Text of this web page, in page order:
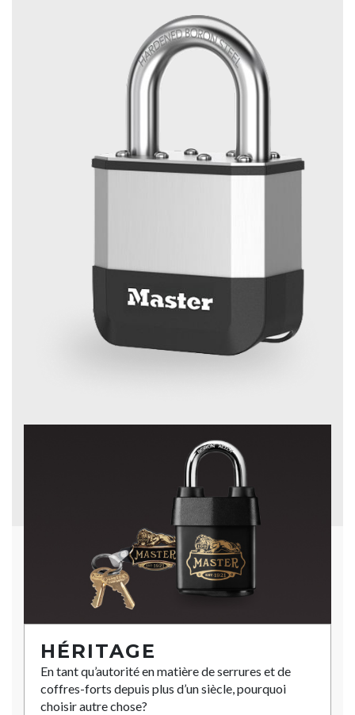
HÉRITAGE
En tant qu’autorité en matière de serrures et de
coffres-forts depuis plus d’un siècle, pourquoi
choisir autre chose?